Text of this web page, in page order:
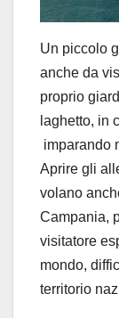
Un piccolo
anche da
proprio
laghetto, in
imparando
Aprire gli
volano
Campania,
visitatore
mondo,
territorio